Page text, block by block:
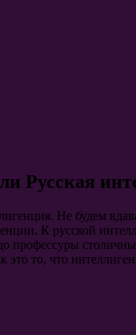
Русская
Не будем
К русской
профессуры
то, что